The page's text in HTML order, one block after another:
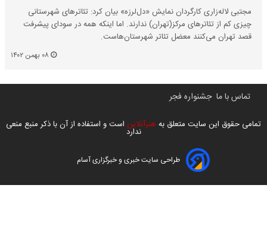
مجتبی لاله‌زاری کارگردان نمایش «دل‌لرزه» بیان کرد: تئاترهای شهرستانی
چیزی کم از تئاترهای مرکز(تهران) ندارند. اما اینکه همه در سودای پیشرفت
قصد تهران می‌کنند معضل تئاتر شهرستان‌هاست.
تماس با ما جشنواره فجر
تمامی حقوق این سایت متعلق به هنرآنلاین است و استفاده از آن با ذکر منبع منعی
ندارد
طراحی سایت خبری و خبرگزاری آسام